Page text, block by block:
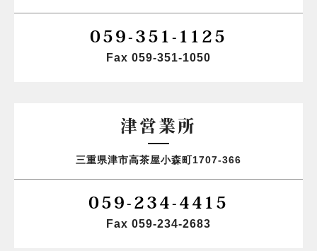
059-351-1125
Fax 059-351-1050
津営業所
三重県津市高茶屋小森町1707-366
059-234-4415
Fax 059-234-2683